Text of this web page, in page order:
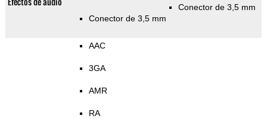
Conector de 3,5 mm
Conector de 3,5 mm
AAC
3GA
AMR
RA